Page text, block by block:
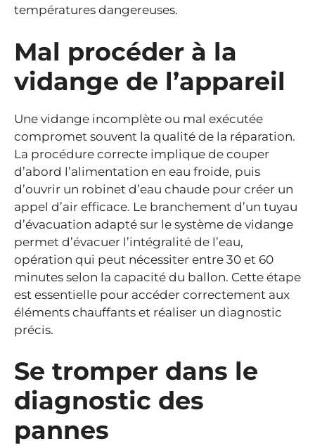
températures dangereuses.
Mal procéder à la
vidange de l’appareil
Une vidange incomplète ou mal exécutée
compromet souvent la qualité de la réparation.
La procédure correcte implique de couper
d’abord l’alimentation en eau froide, puis
d’ouvrir un robinet d’eau chaude pour créer un
appel d’air efficace. Le branchement d’un tuyau
d’évacuation adapté sur le système de vidange
permet d’évacuer l’intégralité de l’eau,
opération qui peut nécessiter entre 30 et 60
minutes selon la capacité du ballon. Cette étape
est essentielle pour accéder correctement aux
éléments chauffants et réaliser un diagnostic
précis.
Se tromper dans le
diagnostic des
pannes